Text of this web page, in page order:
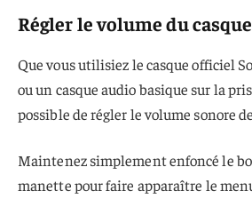
Régler le volume du casque
Que vous utilisiez le casque officiel
ou un casque audio basique sur la
possible de régler le volume sonore
Maintenez simplement enfoncé le
manette pour faire apparaître le